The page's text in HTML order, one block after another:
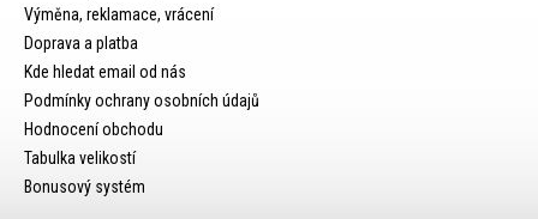
Výměna, reklamace, vrácení
Doprava a platba
Kde hledat email od nás
Podmínky ochrany osobních údajů
Hodnocení obchodu
Tabulka velikostí
Bonusový systém